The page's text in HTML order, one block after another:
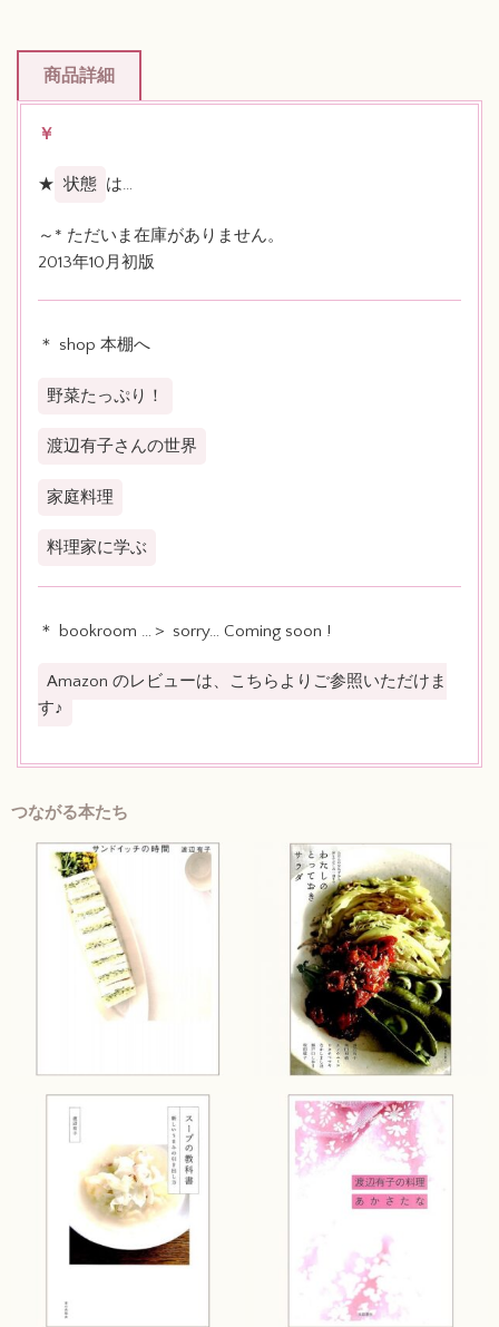
商品詳細
￥
★ 状態 は…
～* ただいま在庫がありません。
2013年10月初版
＊ shop 本棚へ
野菜たっぷり！
渡辺有子さんの世界
家庭料理
料理家に学ぶ
＊ bookroom …＞ sorry… Coming soon !
Amazon のレビューは、こちらよりご参照いただけま
す♪
つながる本たち